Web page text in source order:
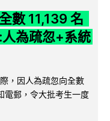
數 11,139 名
為疏忽+系統
，因人為疏忽向全數
電郵，令大批考生一度